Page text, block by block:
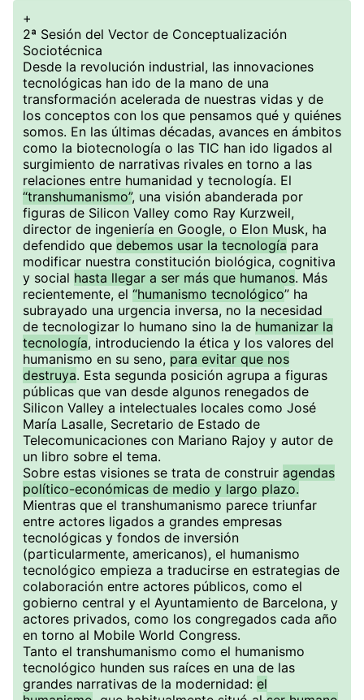
+
2ª Sesión del Vector de Conceptualización
Sociotécnica
Desde la revolución industrial, las innovaciones
tecnológicas han ido de la mano de una
transformación acelerada de nuestras vidas y de
los conceptos con los que pensamos qué y quiénes
somos. En las últimas décadas, avances en ámbitos
como la biotecnología o las TIC han ido ligados al
surgimiento de narrativas rivales en torno a las
relaciones entre humanidad y tecnología. El
“transhumanismo”, una visión abanderada por
figuras de Silicon Valley como Ray Kurzweil,
director de ingeniería en Google, o Elon Musk, ha
defendido que debemos usar la tecnología para
modificar nuestra constitución biológica, cognitiva
y social hasta llegar a ser más que humanos. Más
recientemente, el “humanismo tecnológico” ha
subrayado una urgencia inversa, no la necesidad
de tecnologizar lo humano sino la de humanizar la
tecnología, introduciendo la ética y los valores del
humanismo en su seno, para evitar que nos
destruya. Esta segunda posición agrupa a figuras
públicas que van desde algunos renegados de
Silicon Valley a intelectuales locales como José
María Lasalle, Secretario de Estado de
Telecomunicaciones con Mariano Rajoy y autor de
un libro sobre el tema.
Sobre estas visiones se trata de construir agendas
político-económicas de medio y largo plazo.
Mientras que el transhumanismo parece triunfar
entre actores ligados a grandes empresas
tecnológicas y fondos de inversión
(particularmente, americanos), el humanismo
tecnológico empieza a traducirse en estrategias de
colaboración entre actores públicos, como el
gobierno central y el Ayuntamiento de Barcelona, y
actores privados, como los congregados cada año
en torno al Mobile World Congress.
Tanto el transhumanismo como el humanismo
tecnológico hunden sus raíces en una de las
grandes narrativas de la modernidad: el